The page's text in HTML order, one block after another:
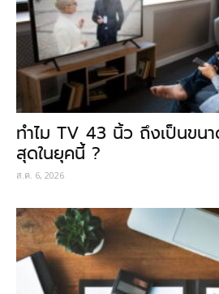
ทำไม TV 43 นิ้ว ถึงเป็นขน
สุดในยุคนี้ ?
ส.ค. 6, 2026